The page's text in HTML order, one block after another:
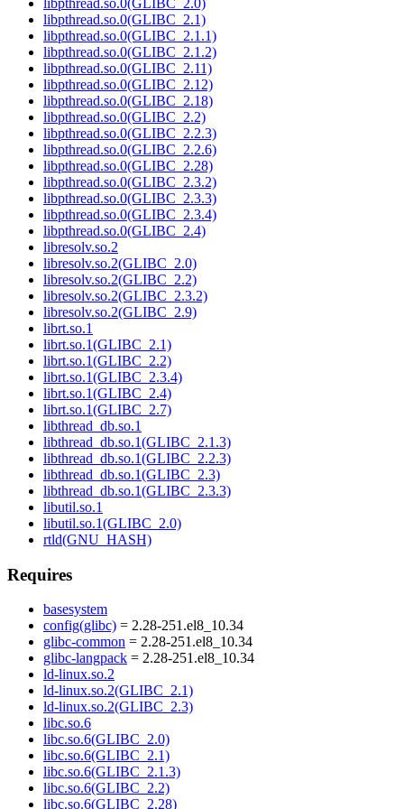
libpthread.so.0(GLIBC_2.0)
libpthread.so.0(GLIBC_2.1)
libpthread.so.0(GLIBC_2.1.1)
libpthread.so.0(GLIBC_2.1.2)
libpthread.so.0(GLIBC_2.11)
libpthread.so.0(GLIBC_2.12)
libpthread.so.0(GLIBC_2.18)
libpthread.so.0(GLIBC_2.2)
libpthread.so.0(GLIBC_2.2.3)
libpthread.so.0(GLIBC_2.2.6)
libpthread.so.0(GLIBC_2.28)
libpthread.so.0(GLIBC_2.3.2)
libpthread.so.0(GLIBC_2.3.3)
libpthread.so.0(GLIBC_2.3.4)
libpthread.so.0(GLIBC_2.4)
libresolv.so.2
libresolv.so.2(GLIBC_2.0)
libresolv.so.2(GLIBC_2.2)
libresolv.so.2(GLIBC_2.3.2)
libresolv.so.2(GLIBC_2.9)
librt.so.1
librt.so.1(GLIBC_2.1)
librt.so.1(GLIBC_2.2)
librt.so.1(GLIBC_2.3.4)
librt.so.1(GLIBC_2.4)
librt.so.1(GLIBC_2.7)
libthread_db.so.1
libthread_db.so.1(GLIBC_2.1.3)
libthread_db.so.1(GLIBC_2.2.3)
libthread_db.so.1(GLIBC_2.3)
libthread_db.so.1(GLIBC_2.3.3)
libutil.so.1
libutil.so.1(GLIBC_2.0)
rtld(GNU_HASH)
Requires
basesystem
config(glibc) = 2.28-251.el8_10.34
glibc-common = 2.28-251.el8_10.34
glibc-langpack = 2.28-251.el8_10.34
ld-linux.so.2
ld-linux.so.2(GLIBC_2.1)
ld-linux.so.2(GLIBC_2.3)
libc.so.6
libc.so.6(GLIBC_2.0)
libc.so.6(GLIBC_2.1)
libc.so.6(GLIBC_2.1.3)
libc.so.6(GLIBC_2.2)
libc.so.6(GLIBC_2.28)